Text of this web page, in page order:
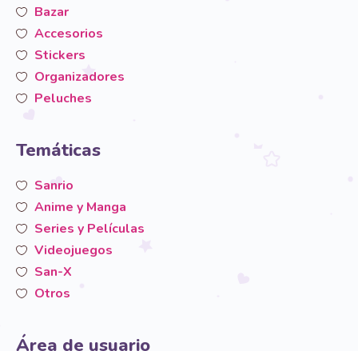
Bazar
Accesorios
Stickers
Organizadores
Peluches
Temáticas
Sanrio
Anime y Manga
Series y Películas
Videojuegos
San-X
Otros
Área de usuario